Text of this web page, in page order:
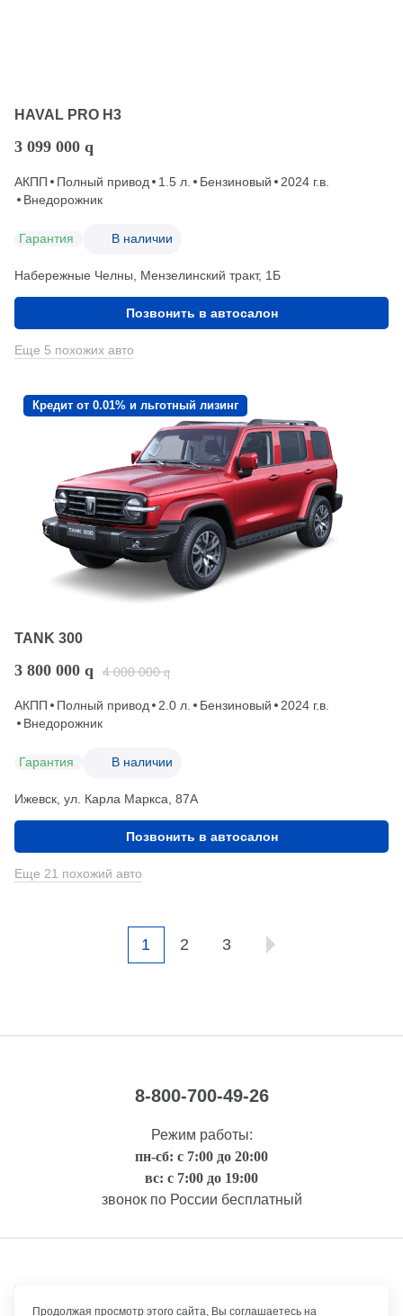
HAVAL PRO H3
3 099 000 q
АКПП Полный привод 1.5 л. Бензиновый
2024 г.в.
Внедорожник
Гарантия В наличии
Набережные Челны, Мензелинский тракт, 1Б
Позвонить в автосалон
Еще 5 похожих авто
Кредит от 0.01% и льготный лизинг
TANK 300
3 800 000 q 4 000 000 q
АКПП Полный привод 2.0 л. Бензиновый
2024 г.в.
Внедорожник
Гарантия В наличии
Ижевск, ул. Карла Маркса, 87А
Позвонить в автосалон
Еще 21 похожий авто
1 2 3
8-800-700-49-26
Режим работы:
пн-сб: с 7:00 до 20:00
вс: с 7:00 до 19:00
звонок по России бесплатный
Правовая информация
Продолжая просмотр этого сайта, Вы соглашаетесь на